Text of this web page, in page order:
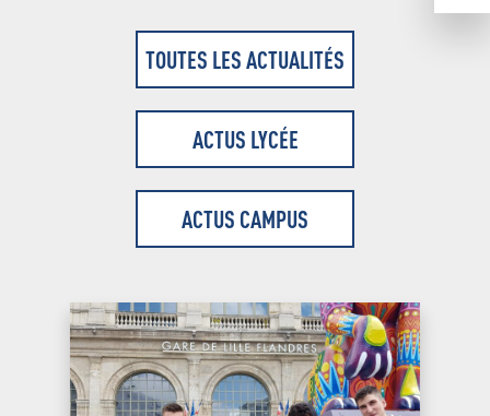
TOUTES LES ACTUALITÉS
ACTUS LYCÉE
ACTUS CAMPUS